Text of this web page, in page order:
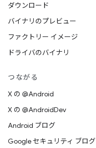
ダウンロード
バイナリのプレビュー
ファクトリー イメージ
ドライバのバイナリ
つながる
X の @Android
X の @AndroidDev
Android ブログ
Google セキュリティ ブログ